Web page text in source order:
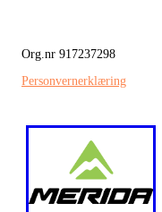
Org.nr 917237298
Personvernerklæring